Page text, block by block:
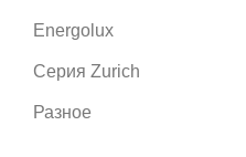
Energolux
Серия Zurich
Разное